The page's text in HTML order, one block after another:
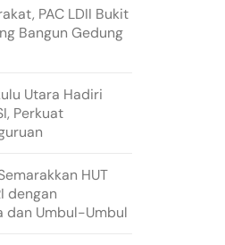
PAC LDII Bukit
Bangun Gedung
Utara Hadiri
Perkuat
HUT
dengan
dan Umbul-Umbul